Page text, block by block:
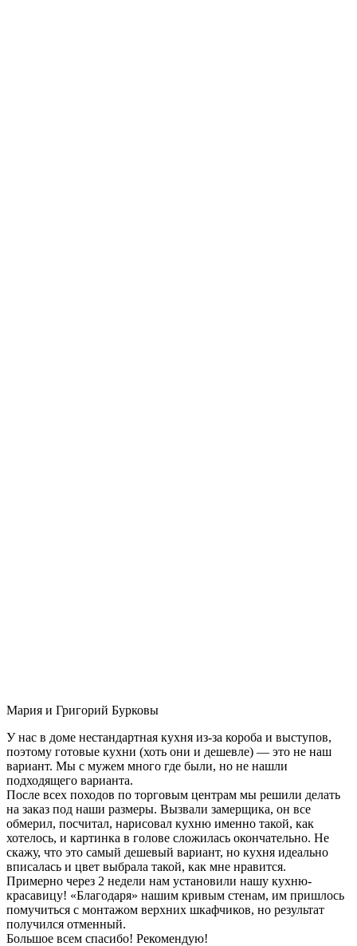
Мария и Григорий Бурковы
У нас в доме нестандартная кухня из-за короба и выступов,
поэтому готовые кухни (хоть они и дешевле) — это не наш
вариант. Мы с мужем много где были, но не нашли
подходящего варианта.
После всех походов по торговым центрам мы решили делать
на заказ под наши размеры. Вызвали замерщика, он все
обмерил, посчитал, нарисовал кухню именно такой, как
хотелось, и картинка в голове сложилась окончательно. Не
скажу, что это самый дешевый вариант, но кухня идеально
вписалась и цвет выбрала такой, как мне нравится.
Примерно через 2 недели нам установили нашу кухню-
красавицу! «Благодаря» нашим кривым стенам, им пришлось
помучиться с монтажом верхних шкафчиков, но результат
получился отменный.
Большое всем спасибо! Рекомендую!